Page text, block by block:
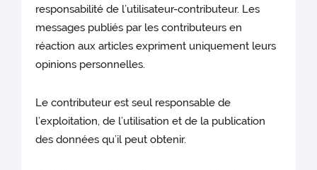
responsabilité de l’utilisateur-contributeur. Les
messages publiés par les contributeurs en
réaction aux articles expriment uniquement leurs
opinions personnelles.
Le contributeur est seul responsable de
l’exploitation, de l’utilisation et de la publication
des données qu’il peut obtenir.